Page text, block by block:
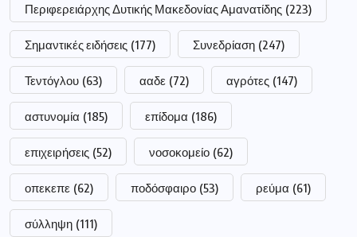
Περιφερειάρχης Δυτικής Μακεδονίας Αμανατίδης (223)
Σημαντικές ειδήσεις (177) Συνεδρίαση (247)
Τεντόγλου (63) ααδε (72) αγρότες (147)
αστυνομία (185) επίδομα (186)
επιχειρήσεις (52) νοσοκομείο (62)
οπεκεπε (62) ποδόσφαιρο (53) ρεύμα (61)
σύλληψη (111)